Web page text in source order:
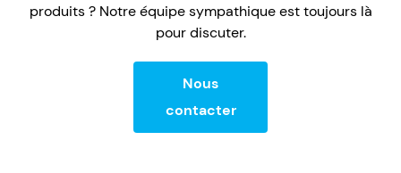
produits ? Notre équipe sympathique est toujours là
pour discuter.
Nous
contacter